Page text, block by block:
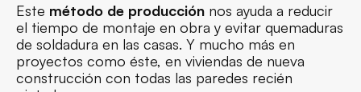
Este método de producción nos ayuda a reducir
el tiempo de montaje en obra y evitar quemaduras
de soldadura en las casas. Y mucho más en
proyectos como éste, en viviendas de nueva
construcción con todas las paredes recién